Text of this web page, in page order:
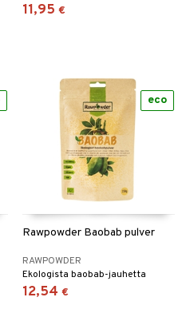
11,95 €
Rawpowder Baobab pulver
RAWPOWDER
Ekologista baobab-jauhetta
12,54 €
eco